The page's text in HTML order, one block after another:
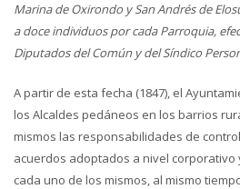
Marina de Oxirondo y San Andrés de
a doce individuos por cada Parroquia,
Diputados del Común y del Síndico
A partir de esta fecha (1847), el
los Alcaldes pedáneos en los barrios
mismos las responsabilidades de
acuerdos adoptados a nivel corporativo
cada uno de los mismos, al mismo